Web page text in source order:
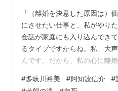
「（離婚を決意した原因は）
にさせたい仕事と、私がやり
会話が家庭にも入り込んでき
るタイプですからね。私、大
んです。だから、私の心に離
日、当時、メディアでも引っ
#多岐川裕美 #阿知波信介 #